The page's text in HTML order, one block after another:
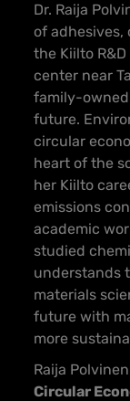
Dr. Raija
of
the Kiilto
center near
family-
future.
circular
heart of the
her Kiilto
emissions
academic
studied
understands
materials
future with
more
Raija
Circular